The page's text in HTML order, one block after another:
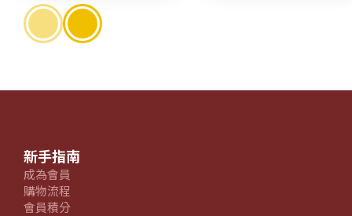
新手指南
成為會員
購物流程
會員積分